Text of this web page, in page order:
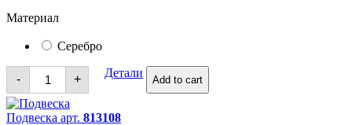
Материал
Серебро
-
Серьги
quantity
+ Детали
Add to cart
Подвеска арт. 813108